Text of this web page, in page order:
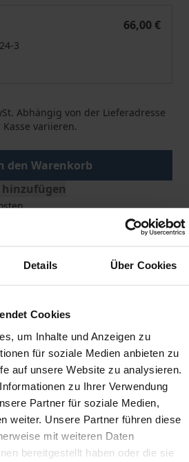
Details Über Cookies
Cookies
um Inhalte und Anzeigen zu
für soziale Medien anbieten zu
auf unsere Website zu analysieren.
zu Ihrer Verwendung
Partner für soziale Medien,
weiter. Unsere Partner führen diese
mit weiteren Daten
bereitgestellt haben oder die sie
66,00 €
3
Abhängig von der Lieferadresse
variieren.
den Warenkorb
zwei zentralen Rechtsfragen
Gemeinschaftsbetrieb
die arbeitsvertraglich nicht an
gebunden sind, die
tragen. Erstens ist
wie solche
Trägerunternehmen im
in § 1 Abs. 1 Nr. 2